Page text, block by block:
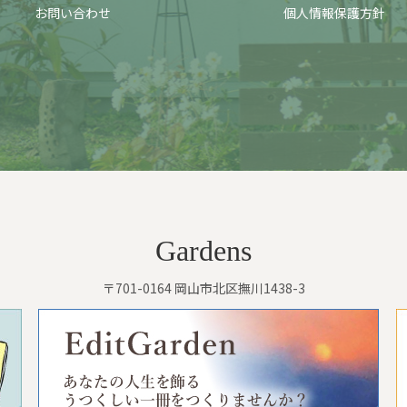
お問い合わせ 個人情報保護方針
Gardens
〒701-0164 岡山市北区撫川1438-3